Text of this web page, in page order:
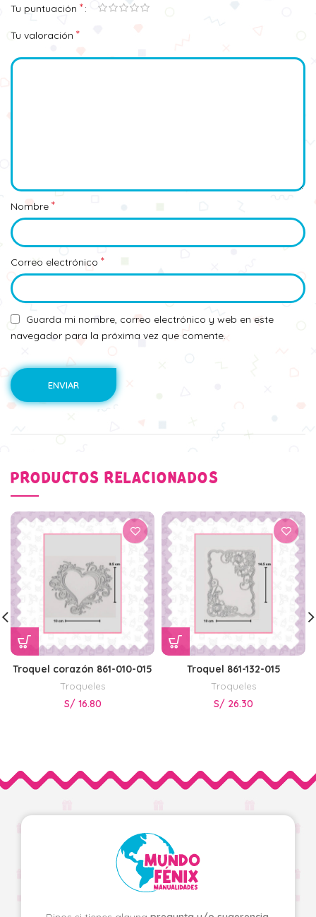
Tu puntuación *
Tu valoración *
Nombre *
Correo electrónico *
Guarda mi nombre, correo electrónico y web en este
navegador para la próxima vez que comente.
PRODUCTOS RELACIONADOS
Troquel corazón 861-010-015
Troqueles
S/ 16.80
Troquel 861-132-015
Troqueles
S/ 26.30